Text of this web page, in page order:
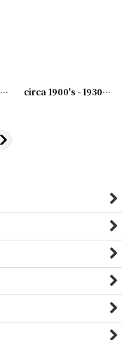
[
231003-44]
circa 1900's - 1930's Advertising Clip THE SAME YESTERDAY TODAY AND FOREVER...アドバタイジング クリップ circa 1900's - 1930's Advertising Clip THE RWK COMPANY...アドバタイジング クリップ